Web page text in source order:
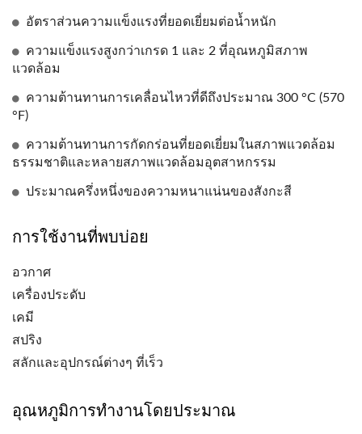
อัตราส่วนความแข็งแรงที่ยอดเยี่ยมต่อน้ำหนัก
ความแข็งแรงสูงกว่าเกรด 1 และ 2 ที่อุณหภูมิสภาพ
แวดล้อม
ความต้านทานการเคลื่อนไหวที่ดีถึงประมาณ 300 °C (570
°F)
ความต้านทานการกัดกร่อนที่ยอดเยี่ยมในสภาพแวดล้อม
ธรรมชาติและหลายสภาพแวดล้อมอุตสาหกรรม
ประมาณครึ่งหนึ่งของความหนาแน่นของสังกะสี
การใช้งานที่พบบ่อย
อวกาศ
เครื่องประดับ
เคมี
สปริง
สลักและอุปกรณ์ต่างๆ ที่เร็ว
อุณหภูมิการทำงานโดยประมาณ